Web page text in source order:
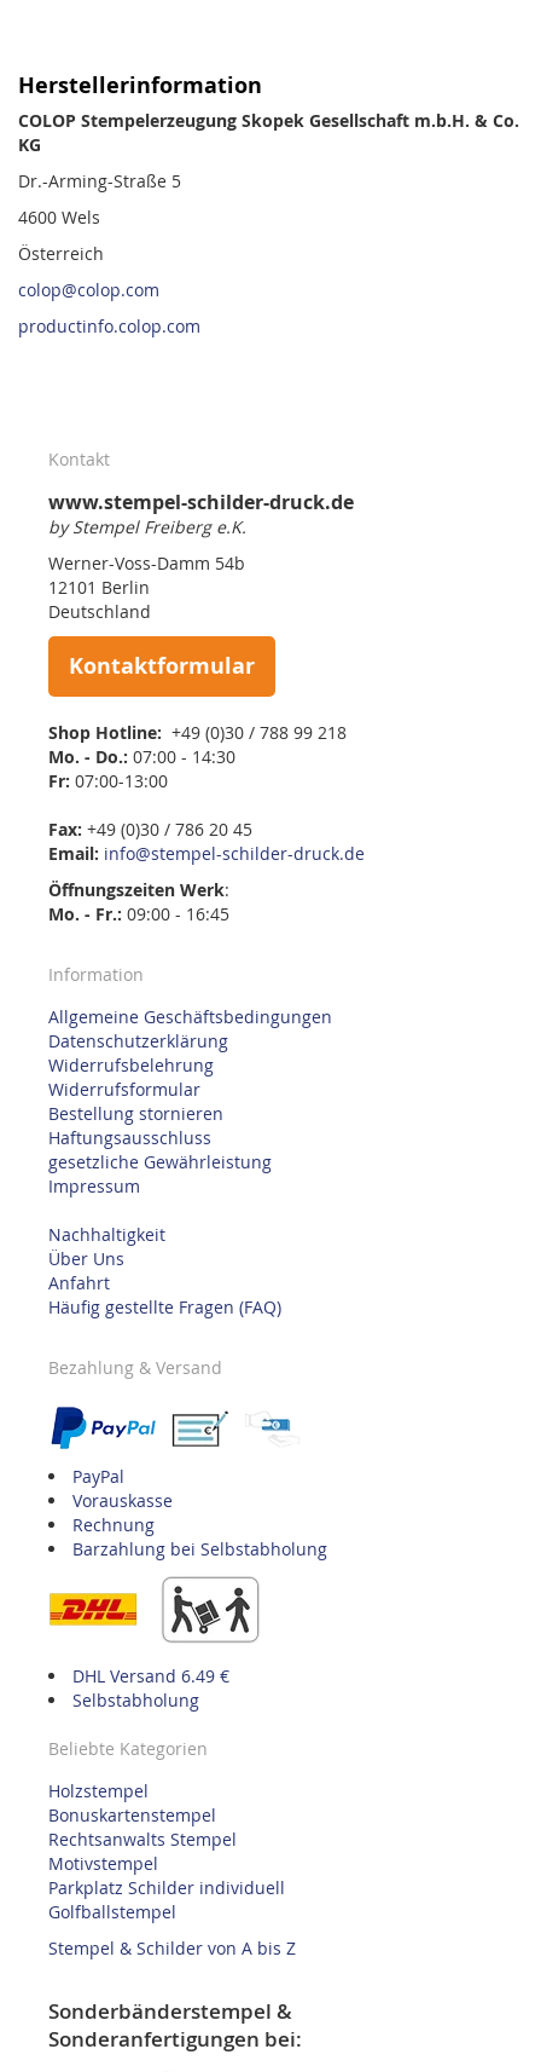
Herstellerinformation
COLOP Stempelerzeugung Skopek Gesellschaft m.b.H. & Co.
KG
Dr.-Arming-Straße 5
4600 Wels
Österreich
colop@colop.com
productinfo.colop.com
Kontakt
www.stempel-schilder-druck.de
by Stempel Freiberg e.K.
Werner-Voss-Damm 54b
12101 Berlin
Deutschland
Kontaktformular
Shop Hotline: +49 (0)30 / 788 99 218
Mo. - Do.: 07:00 - 14:30
Fr: 07:00-13:00
Fax: +49 (0)30 / 786 20 45
Email: info@stempel-schilder-druck.de
Öffnungszeiten Werk:
Mo. - Fr.: 09:00 - 16:45
Information
Allgemeine Geschäftsbedingungen
Datenschutzerklärung
Widerrufsbelehrung
Widerrufsformular
Bestellung stornieren
Haftungsausschluss
gesetzliche Gewährleistung
Impressum
Nachhaltigkeit
Über Uns
Anfahrt
Häufig gestellte Fragen (FAQ)
Bezahlung & Versand
PayPal
Vorauskasse
Rechnung
Barzahlung bei Selbstabholung
DHL Versand 6.49 €
Selbstabholung
Beliebte Kategorien
Holzstempel
Bonuskartenstempel
Rechtsanwalts Stempel
Motivstempel
Parkplatz Schilder individuell
Golfballstempel
Stempel & Schilder von A bis Z
Sonderbänderstempel &
Sonderanfertigungen bei: